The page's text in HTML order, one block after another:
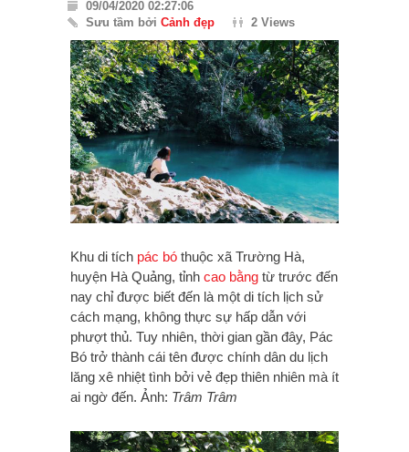
09/04/2020 02:27:06
Sưu tầm bởi Cảnh đẹp 2 Views
Khu di tích pác bó thuộc xã Trường Hà,
huyện Hà Quảng, tỉnh cao bằng từ trước đến
nay chỉ được biết đến là một di tích lịch sử
cách mạng, không thực sự hấp dẫn với
phượt thủ. Tuy nhiên, thời gian gần đây, Pác
Bó trở thành cái tên được chính dân du lịch
lăng xê nhiệt tình bởi vẻ đẹp thiên nhiên mà ít
ai ngờ đến. Ảnh: Trâm Trâm